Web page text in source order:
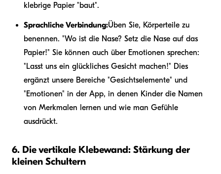
klebrige Papier "baut".
Sprachliche Verbindung:Üben Sie, Körperteile zu
benennen. "Wo ist die Nase? Setz die Nase auf das
Papier!" Sie können auch über Emotionen sprechen:
"Lasst uns ein glückliches Gesicht machen!" Dies
ergänzt unsere Bereiche "Gesichtselemente" und
"Emotionen" in der App, in denen Kinder die Namen
von Merkmalen lernen und wie man Gefühle
ausdrückt.
6. Die vertikale Klebewand: Stärkung der
kleinen Schultern